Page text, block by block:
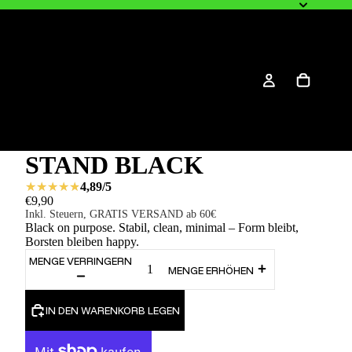
STAND BLACK
4,89/5
€9,90
Inkl. Steuern, GRATIS VERSAND ab 60€
Black on purpose. Stabil, clean, minimal – Form bleibt,
Borsten bleiben happy.
MENGE VERRINGERN
MENGE ERHÖHEN
IN DEN WARENKORB LEGEN